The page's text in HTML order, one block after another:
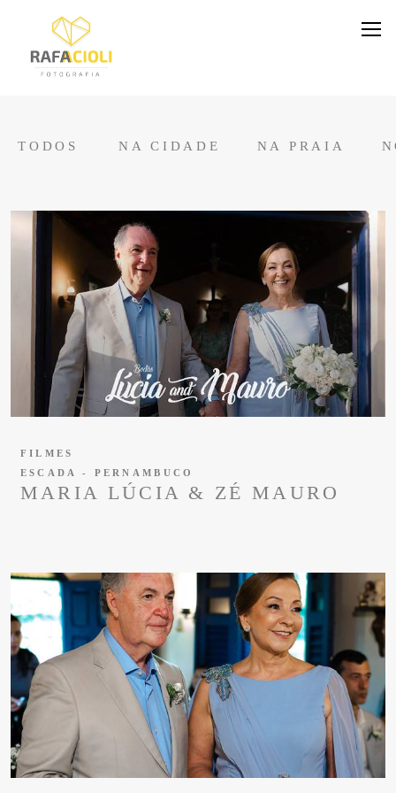
TODOS NA CIDADE NA PRAIA
MARIA LÚCIA & ZÉ MAURO
FILMES
ESCADA - PERNAMBUCO